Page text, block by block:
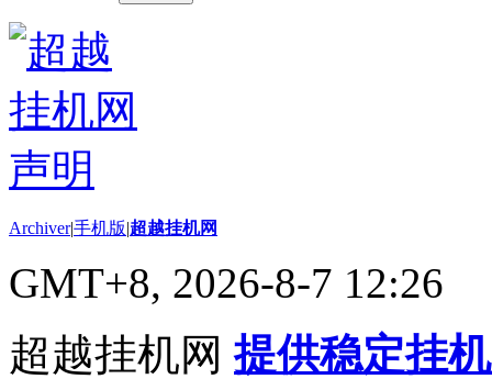
Archiver|手机版|超越挂机网
GMT+8, 2026-8-7 12:26
超越挂机网提供稳定挂